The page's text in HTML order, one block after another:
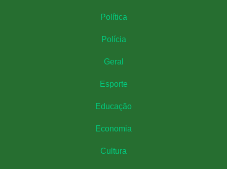
Política
Polícia
Geral
Esporte
Educação
Economia
Cultura